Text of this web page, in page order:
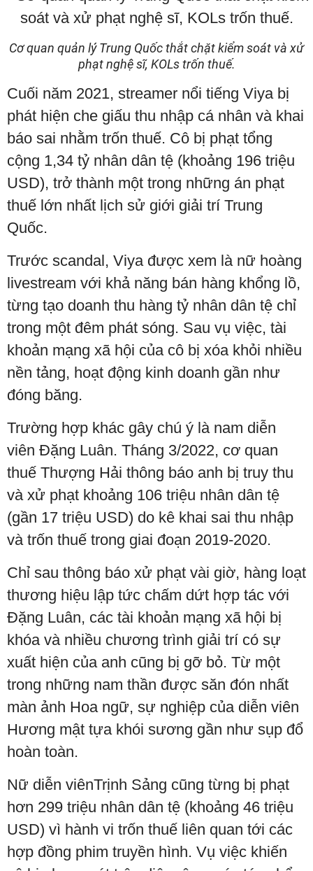
Cơ quan quản lý Trung Quốc thắt chặt kiểm soát và xử
phạt nghệ sĩ, KOLs trốn thuế.
Cuối năm 2021, streamer nổi tiếng Viya bị
phát hiện che giấu thu nhập cá nhân và khai
báo sai nhằm trốn thuế. Cô bị phạt tổng
cộng 1,34 tỷ nhân dân tệ (khoảng 196 triệu
USD), trở thành một trong những án phạt
thuế lớn nhất lịch sử giới giải trí Trung
Quốc.
Trước scandal, Viya được xem là nữ hoàng
livestream với khả năng bán hàng khổng lồ,
từng tạo doanh thu hàng tỷ nhân dân tệ chỉ
trong một đêm phát sóng. Sau vụ việc, tài
khoản mạng xã hội của cô bị xóa khỏi nhiều
nền tảng, hoạt động kinh doanh gần như
đóng băng.
Trường hợp khác gây chú ý là nam diễn
viên Đặng Luân. Tháng 3/2022, cơ quan
thuế Thượng Hải thông báo anh bị truy thu
và xử phạt khoảng 106 triệu nhân dân tệ
(gần 17 triệu USD) do kê khai sai thu nhập
và trốn thuế trong giai đoạn 2019-2020.
Chỉ sau thông báo xử phạt vài giờ, hàng loạt
thương hiệu lập tức chấm dứt hợp tác với
Đặng Luân, các tài khoản mạng xã hội bị
khóa và nhiều chương trình giải trí có sự
xuất hiện của anh cũng bị gỡ bỏ. Từ một
trong những nam thần được săn đón nhất
màn ảnh Hoa ngữ, sự nghiệp của diễn viên
Hương mật tựa khói sương gần như sụp đổ
hoàn toàn.
Nữ diễn viênTrịnh Sảng cũng từng bị phạt
hơn 299 triệu nhân dân tệ (khoảng 46 triệu
USD) vì hành vi trốn thuế liên quan tới các
hợp đồng phim truyền hình. Vụ việc khiến